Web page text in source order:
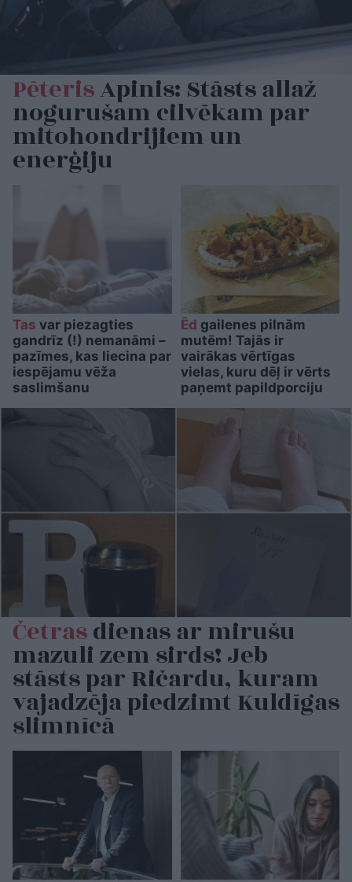
PēterisApinis: Stāsts allaž
nogurušam cilvēkam par
mitohondrijiem un
enerģiju
Tas var piezagties
gandrīz (!) nemanāmi –
pazīmes, kas liecina par
iespējamu vēža
saslimšanu
Ēd gailenes pilnām
mutēm! Tajās ir
vairākas vērtīgas
vielas, kuru dēļ ir vērts
paņemt papildporciju
Četrasdienas ar mirušu
mazuli zem sirds! Jeb
stāsts par Ričardu, kuram
vajadzēja piedzimt Kuldīgas
slimnīcā